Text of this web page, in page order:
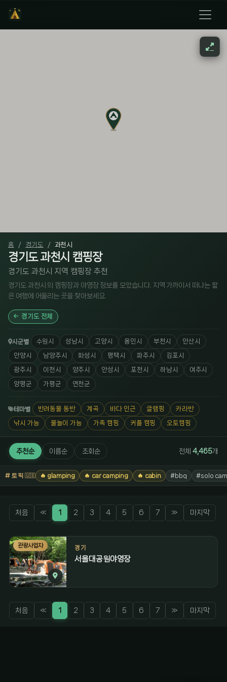
홈 경기도 과천시
경기도 과천시 캠핑장
경기도 과천시 지역 캠핑장 추천
경기도 과천시 의 캠핑장과 야영장 정보를 모았습니다. 지역 가까이서 떠나는 짧
은 여행에 어울리는 곳을 찾아보세요.
경기도 전체
시군별 수원시 성남시 고양시 용인시 부천시 안산시
안양시 남양주시 화성시 평택시 파주시 김포시
광주시 이천시 양주시 안성시 포천시 하남시 여주시
양평군 가평군 연천군
테마별 반려동물 동반 계곡 바다 인근 글램핑 카라반
낚시 가능 물놀이 가능 가족 캠핑 커플 캠핑 오토캠핑
추천순 이름순 조회순 전체 4,465개
토픽🇺🇸 🔥 glamping 🔥 car camping 🔥 cabin #bbq #solo
처음 « 1 2 3 4 5 6 7 » 마지막
관광사업자 경기
서울대공원야영장
처음 « 1 2 3 4 5 6 7 » 마지막